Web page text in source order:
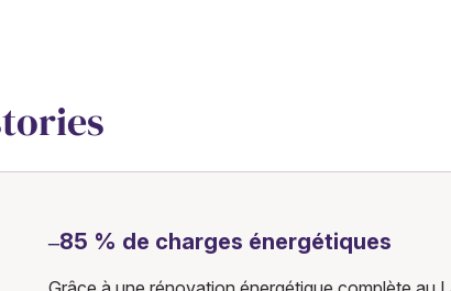
–85 % de charges énergétiques